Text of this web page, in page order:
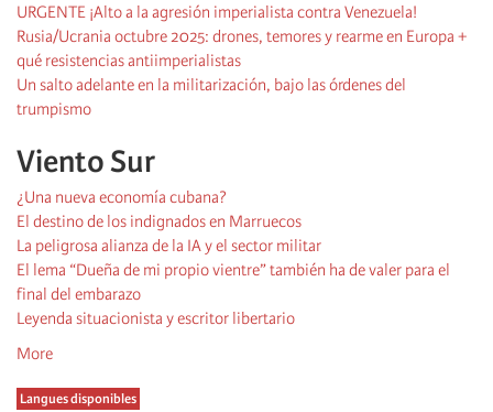
URGENTE ¡Alto a la agresión imperialista contra Venezuela!
Rusia/Ucrania octubre 2025: drones, temores y rearme en Europa +
qué resistencias antiimperialistas
Un salto adelante en la militarización, bajo las órdenes del
trumpismo
Viento Sur
¿Una nueva economía cubana?
El destino de los indignados en Marruecos
La peligrosa alianza de la IA y el sector militar
El lema “Dueña de mi propio vientre” también ha de valer para el
final del embarazo
Leyenda situacionista y escritor libertario
More
Langues disponibles